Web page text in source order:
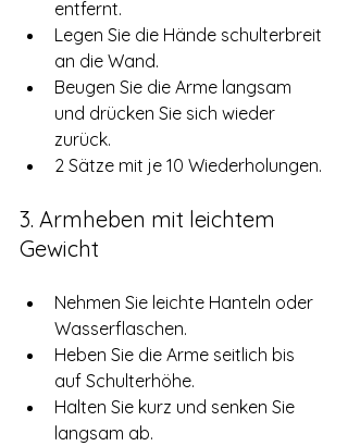
entfernt.
Legen Sie die Hände schulterbreit
an die Wand.
Beugen Sie die Arme langsam
und drücken Sie sich wieder
zurück.
2 Sätze mit je 10 Wiederholungen.
3. Armheben mit leichtem
Gewicht
Nehmen Sie leichte Hanteln oder
Wasserflaschen.
Heben Sie die Arme seitlich bis
auf Schulterhöhe.
Halten Sie kurz und senken Sie
langsam ab.